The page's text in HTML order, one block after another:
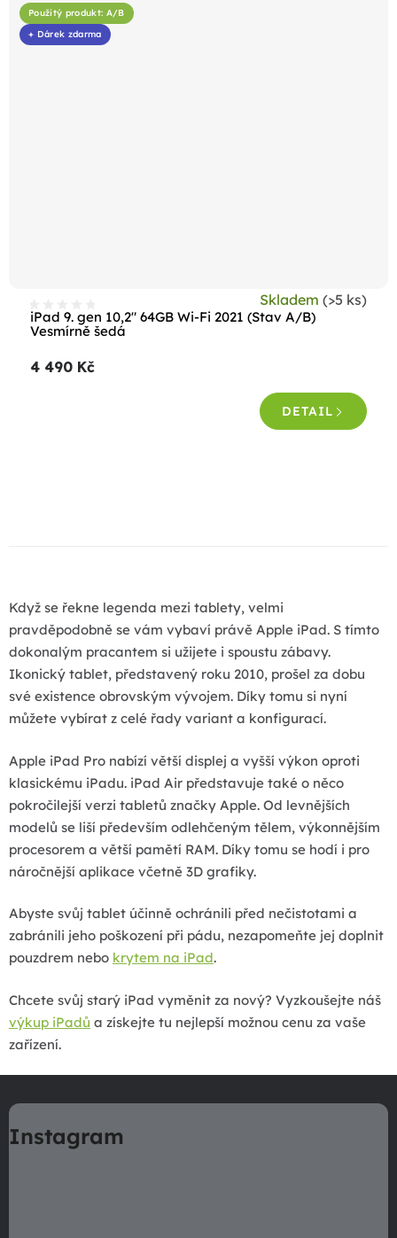
Použitý produkt: A/B
+ Dárek zdarma
iPad 9. gen 10,2" 64GB Wi-Fi 2021 (Stav A/B)
Vesmírně šedá
Skladem (>5 ks)
4 490 Kč
DETAIL
a
c
í
p
r
v
y
v
ý
p
i
s
Když se řekne legenda mezi tablety, velmi
pravděpodobně se vám vybaví právě Apple iPad. S tímto
dokonalým pracantem si užijete i spoustu zábavy.
Ikonický tablet, představený roku 2010, prošel za dobu
své existence obrovským vývojem. Díky tomu si nyní
můžete vybírat z celé řady variant a konfigurací.
Apple iPad Pro nabízí větší displej a vyšší výkon oproti
klasickému iPadu. iPad Air představuje také o něco
pokročilejší verzi tabletů značky Apple. Od levnějších
modelů se liší především odlehčeným tělem, výkonnějším
procesorem a větší pamětí RAM. Díky tomu se hodí i pro
náročnější aplikace včetně 3D grafiky.
Abyste svůj tablet účinně ochránili před nečistotami a
zabránili jeho poškození při pádu, nezapomeňte jej doplnit
pouzdrem nebo krytem na iPad.
Chcete svůj starý iPad vyměnit za nový? Vyzkoušejte náš
výkup iPadů a získejte tu nejlepší možnou cenu za vaše
zařízení.
á
pInstagram